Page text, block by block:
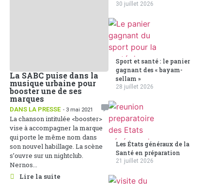
La SABC puise dans la
musique urbaine pour
booster une de ses
marques
DANS LA PRESSE - 3 mai 2021
La chanson intitulée <booster>
vise à accompagner la marque
qui porte le même nom dans
son nouvel habillage. La scène
s’ouvre sur un nightclub.
Nernos...
Lire la suite
30 juillet 2026
Sport et santé : le panier
gagnant des « bayam-
sellam »
28 juillet 2026
Les États généraux de la
Santé en préparation
21 juillet 2026